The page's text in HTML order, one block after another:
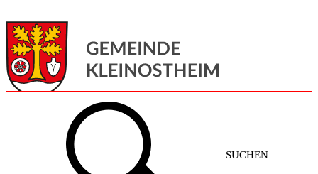
SUCHEN
Gemeinde + Service